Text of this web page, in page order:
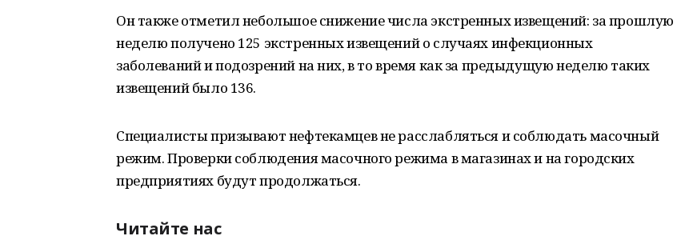
Он также отметил небольшое снижение числа экстренных извещений: за прошлую
неделю получено 125 экстренных извещений о случаях инфекционных
заболеваний и подозрений на них, в то время как за предыдущую неделю таких
извещений было 136.
Специалисты призывают нефтекамцев не расслабляться и соблюдать масочный
режим. Проверки соблюдения масочного режима в магазинах и на городских
предприятиях будут продолжаться.
Читайте нас